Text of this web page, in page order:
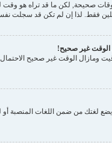
صحيحة, لكن ما قد تراه هو وقت
فقط. لذا إن لم تكن قد سجلت
الوقت غير صحيح!
ومازال الوقت غير صحيح